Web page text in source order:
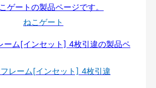
ねこゲート
レーム[インセット] 4枚引違